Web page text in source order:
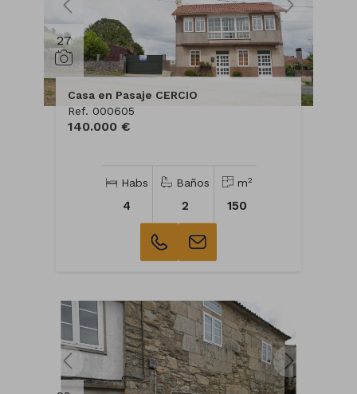
27
Casa en Pasaje CERCIO
Ref. 000605
140.000 €
Habs
4
Baños
2
m2
150